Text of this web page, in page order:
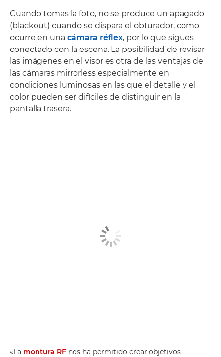
Cuando tomas la foto, no se produce un apagado
(blackout) cuando se dispara el obturador, como
ocurre en una cámara réflex, por lo que sigues
conectado con la escena. La posibilidad de revisar
las imágenes en el visor es otra de las ventajas de
las cámaras mirrorless especialmente en
condiciones luminosas en las que el detalle y el
color pueden ser difíciles de distinguir en la
pantalla trasera.
«La montura RF nos ha permitido crear objetivos